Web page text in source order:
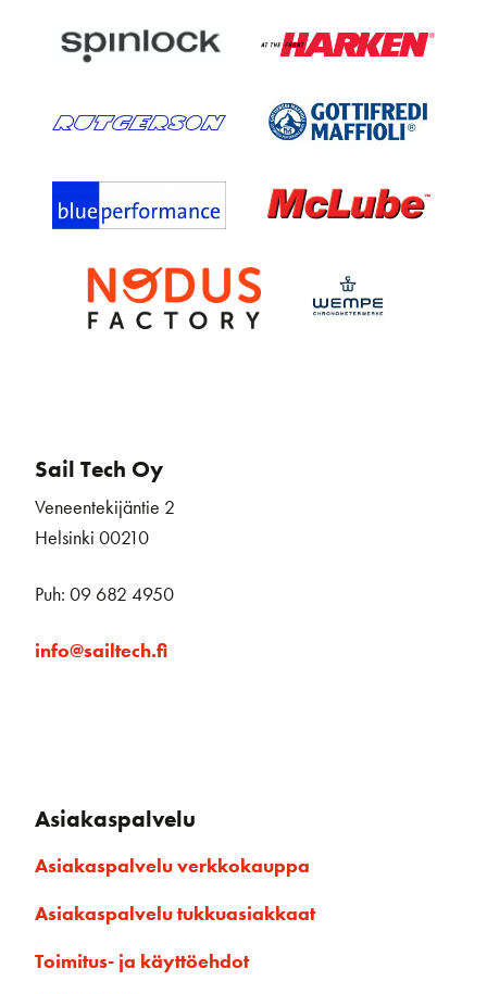
Sail Tech Oy
Veneentekijäntie 2
Helsinki 00210
Puh: 09 682 4950
info@sailtech.fi
Asiakaspalvelu
Asiakaspalvelu verkkokauppa
Asiakaspalvelu tukkuasiakkaat
Toimitus- ja käyttöehdot